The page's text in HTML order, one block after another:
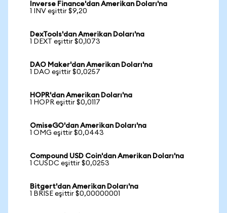
Inverse Finance'dan Amerikan Doları'na
1 INV eşittir $9,20
DexTools'dan Amerikan Doları'na
1 DEXT eşittir $0,1073
DAO Maker'dan Amerikan Doları'na
1 DAO eşittir $0,0257
HOPR'dan Amerikan Doları'na
1 HOPR eşittir $0,0117
OmiseGO'dan Amerikan Doları'na
1 OMG eşittir $0,0443
Compound USD Coin'dan Amerikan Doları'na
1 CUSDC eşittir $0,0253
Bitgert'dan Amerikan Doları'na
1 BRISE eşittir $0,00000001